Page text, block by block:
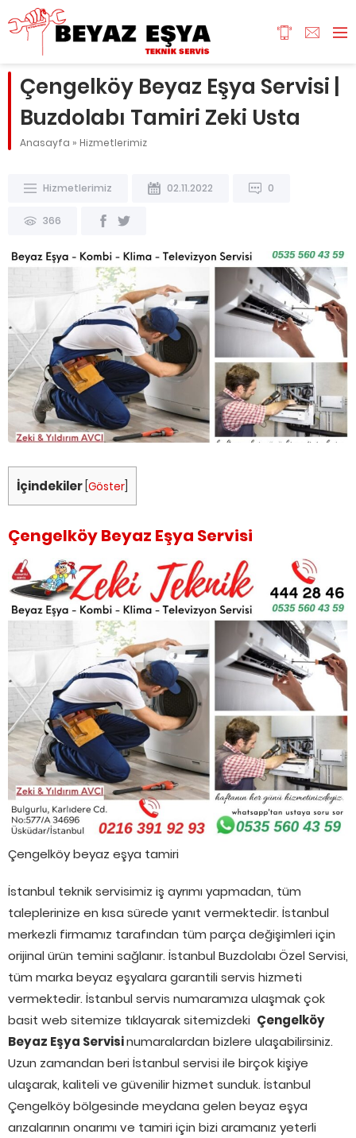
Çengelköy Beyaz Eşya Servisi |
Buzdolabı Tamiri Zeki Usta
Anasayfa » Hizmetlerimiz
Hizmetlerimiz 02.11.2022 0
366
İçindekiler Göster
Çengelköy Beyaz Eşya Servisi
Çengelköy beyaz eşya tamiri
İstanbul teknik servisimiz iş ayrımı yapmadan, tüm
taleplerinize en kısa sürede yanıt vermektedir. İstanbul
merkezli firmamız tarafından tüm parça değişimleri için
orijinal ürün temini sağlanır. İstanbul Buzdolabı Özel Servisi,
tüm marka beyaz eşyalara garantili servis hizmeti
vermektedir. İstanbul servis numaramıza ulaşmak çok
basit web sitemize tıklayarak sitemizdeki Çengelköy
Beyaz Eşya Servisinumaralardan bizlere ulaşabilirsiniz.
Uzun zamandan beri İstanbul servisi ile birçok kişiye
ulaşarak, kaliteli ve güvenilir hizmet sunduk. İstanbul
Çengelköy bölgesinde meydana gelen beyaz eşya
arızalarının onarımı ve tamiri için bizi aramanız yeterli